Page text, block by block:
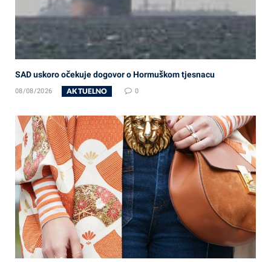
SAD uskoro očekuje dogovor o Hormuškom tjesnacu
08/08/2026 AKTUELNO 0